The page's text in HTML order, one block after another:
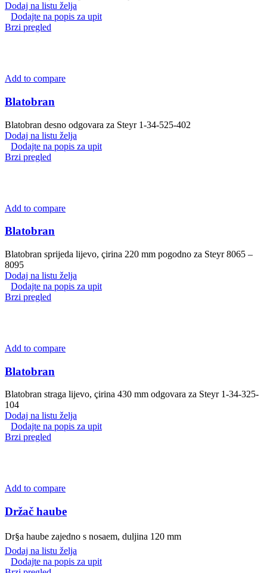
Dodaj na listu želja
Dodajte na popis za upit
Brzi pregled
Add to compare
Blatobran
Blatobran desno odgovara za Steyr 1-34-525-402
Dodaj na listu želja
Dodajte na popis za upit
Brzi pregled
Add to compare
Blatobran
Blatobran sprijeda lijevo, çirina 220 mm pogodno za Steyr 8065 –
8095
Dodaj na listu želja
Dodajte na popis za upit
Brzi pregled
Add to compare
Blatobran
Blatobran straga lijevo, çirina 430 mm odgovara za Steyr 1-34-325-
104
Dodaj na listu želja
Dodajte na popis za upit
Brzi pregled
Add to compare
Držač haube
Dr§a haube zajedno s nosaem, duljina 120 mm
Dodaj na listu želja
Dodajte na popis za upit